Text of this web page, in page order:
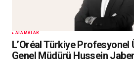
ATAMALAR
L’Oréal Türkiye Profesyonel
Genel Müdürü Hussein